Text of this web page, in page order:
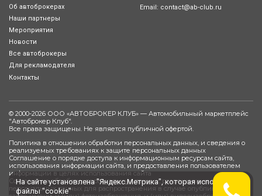
На сайте установлена "Яндекс.Метрика", которая использует
файлы "cookie"
Об автоброкерах
Наши партнеры
Мероприятия
Новости
Все автоброкеры
Для рекламодателя
Контакты
Email: contact@ab-club.ru
© 2000-2026 ООО «АВТОБРОКЕР КЛУБ» — Автомобильный маркетплейс
"Автоброкер Клуб".
Все права защищены. Не является публичной офертой.
Политика в отношении обработки персональных данных, и сведения о
реализуемых требованиях к защите персональных данных
Соглашение о порядке доступа к информационным ресурсам сайта,
использования информации сайта, и предоставления пользователем
информации в целях использования сайта
Согласие на обработку персональных данных, разрешенных субъектом
персональных данных для распространения в случае опубликования на